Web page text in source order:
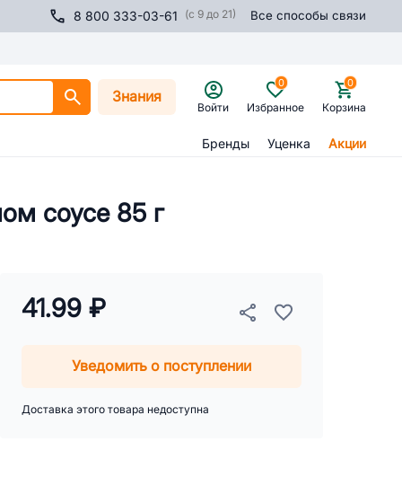
8 800 333-03-61 (с 9 до 21) Все способы связи
Знания
Войти Избранное
0
Корзина
0
Бренды Уценка Акции
соусе 85 г
41.99 ₽
Уведомить о поступлении
Доставка этого товара недоступна